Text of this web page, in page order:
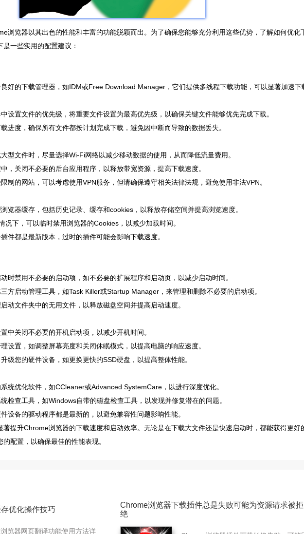
浏览器以其出色的性能和丰富的功能脱颖而出。为了确保您能够充分利用这些优势，了解如何优化
一些实用的配置建议：
好的下载管理器，如IDM或Free Download Manager，它们提供多线程下载功能，可以显著加速下
设置文件的优先级，将重要文件设置为最高优先级，以确保关键文件能够优先完成下载。
进度，确保所有文件都按计划完成下载，避免因中断而导致的数据丢失。
型文件时，尽量选择Wi-Fi网络以减少移动数据的使用，从而降低流量费用。
，关闭不必要的后台应用程序，以释放带宽资源，提高下载速度。
制的网站，可以考虑使用VPN服务，但请确保遵守相关法律法规，避免使用非法VPN。
览器缓存，包括历史记录、缓存和cookies，以释放存储空间并提高浏览速度。
况下，可以临时禁用浏览器的Cookies，以减少加载时间。
件都是最新版本，过时的插件可能会影响下载速度。
时禁用不必要的启动项，如不必要的扩展程序和启动页，以减少启动时间。
方启动管理工具，如Task Killer或Startup Manager，来管理和删除不必要的启动项。
动文件夹中的无用文件，以释放磁盘空间并提高启动速度。
中关闭不必要的开机启动项，以减少开机时间。
设置，如调整屏幕亮度和关闭休眠模式，以提高电脑的响应速度。
级您的硬件设备，如更换更快的SSD硬盘，以提高整体性能。
统优化软件，如CCleaner或Advanced SystemCare，以进行深度优化。
检查工具，如Windows自带的磁盘检查工具，以发现并修复潜在的问题。
设备的驱动程序都是最新的，以避免兼容性问题影响性能。
著提升Chrome浏览器的下载速度和启动效率。无论是在下载大文件还是快速启动时，都能获得更好
配置，以确保最佳的性能表现。
优化操作技巧
览器网页翻译功能使用方法详
Chrome浏览器下载插件总是失败可能为资源请求被拒
绝